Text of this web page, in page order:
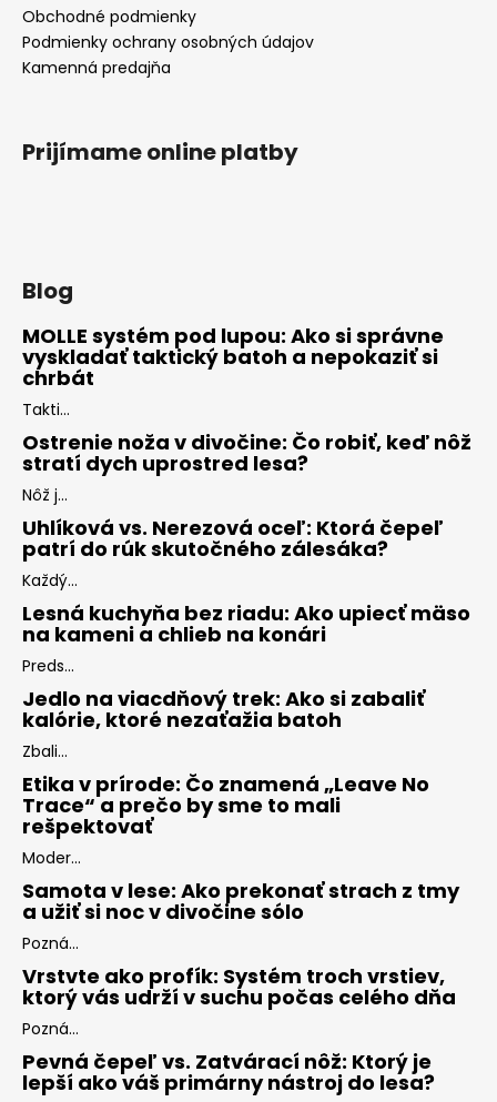
Obchodné podmienky
Podmienky ochrany osobných údajov
Kamenná predajňa
Prijímame online platby
Blog
MOLLE systém pod lupou: Ako si správne
vyskladať taktický batoh a nepokaziť si
chrbát
Takti...
Ostrenie noža v divočine: Čo robiť, keď nôž
stratí dych uprostred lesa?
Nôž j...
Uhlíková vs. Nerezová oceľ: Ktorá čepeľ
patrí do rúk skutočného zálesáka?
Každý...
Lesná kuchyňa bez riadu: Ako upiecť mäso
na kameni a chlieb na konári
Preds...
Jedlo na viacdňový trek: Ako si zabaliť
kalórie, ktoré nezaťažia batoh
Zbali...
Etika v prírode: Čo znamená „Leave No
Trace“ a prečo by sme to mali
rešpektovať
Moder...
Samota v lese: Ako prekonať strach z tmy
a užiť si noc v divočine sólo
Pozná...
Vrstvte ako profík: Systém troch vrstiev,
ktorý vás udrží v suchu počas celého dňa
Pozná...
Pevná čepeľ vs. Zatvárací nôž: Ktorý je
lepší ako váš primárny nástroj do lesa?